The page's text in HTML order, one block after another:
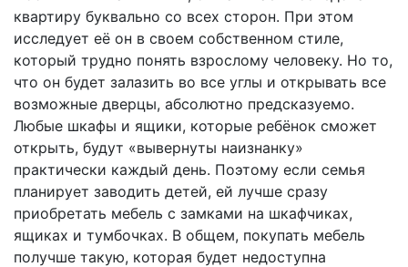
квартиру буквально со всех сторон. При этом
исследует её он в своем собственном стиле,
который трудно понять взрослому человеку. Но то,
что он будет залазить во все углы и открывать все
возможные дверцы, абсолютно предсказуемо.
Любые шкафы и ящики, которые ребёнок сможет
открыть, будут «вывернуты наизнанку»
практически каждый день. Поэтому если семья
планирует заводить детей, ей лучше сразу
приобретать мебель с замками на шкафчиках,
ящиках и тумбочках. В общем, покупать мебель
получше такую, которая будет недоступна